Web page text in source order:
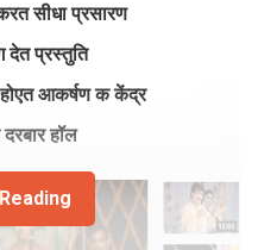
सीधा प्रसारण
देत प्रस्‍तुति
होएत आकर्षण क केंद्र
हॉल